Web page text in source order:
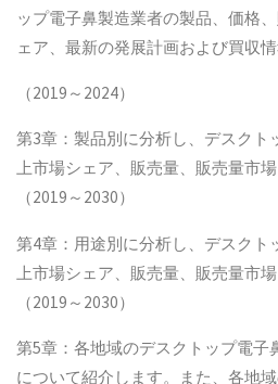
ップ電子鼻製造業者の製品、価格
ェア、最新の発展計画および買収
（2019～2024）
第3章：製品別に分析し、デスクト
上市場シェア、販売量、販売量市場
（2019～2030）
第4章：用途別に分析し、デスクト
上市場シェア、販売量、販売量市
（2019～2030）
第5章：各地域のデスクトップ電子
について紹介します。また、各地